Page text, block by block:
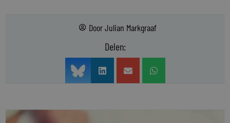
DoorJulian Markgraaf
Delen: